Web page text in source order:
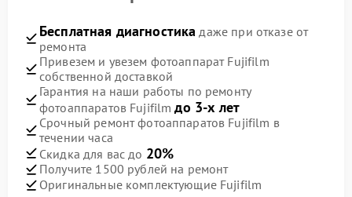
Бесплатная диагностика даже при отказе от
ремонта
Привезем и увезем фотоаппарат Fujifilm
собственной доставкой
Гарантия на наши работы по ремонту
фотоаппаратов Fujifilmдо 3-х лет
Срочный ремонт фотоаппаратов Fujifilm в
течении часа
Скидка для вас до 20%
Получите 1500 рублей на ремонт
Оригинальные комплектующие Fujifilm